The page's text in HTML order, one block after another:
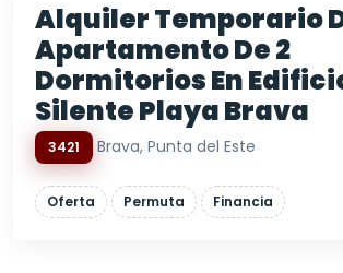
Alquiler Temporario
Apartamento De 2
Dormitorios En
Silente Playa Brava
3421 Brava, Punta del Este
Oferta Permuta Financia